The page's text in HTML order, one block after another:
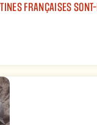
FRANÇAISES